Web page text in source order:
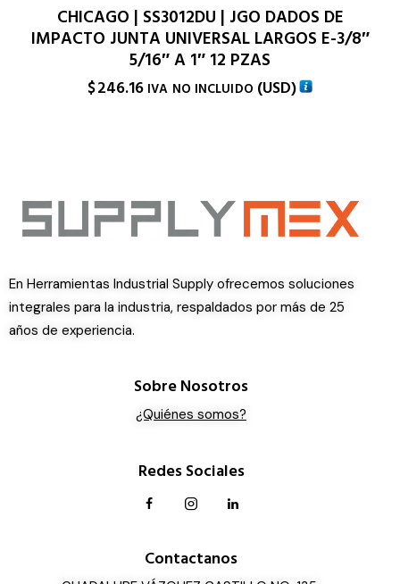
CHICAGO | SS3012DU | JGO DADOS DE
IMPACTO JUNTA UNIVERSAL LARGOS E-3/8″
5/16″ A 1″ 12 PZAS
$246.16 IVA NO INCLUIDO (USD)
En Herramientas Industrial Supply ofrecemos soluciones
integrales para la industria, respaldados por más de 25
años de experiencia.
Sobre Nosotros
¿Quiénes somos?
Redes Sociales
Contactanos